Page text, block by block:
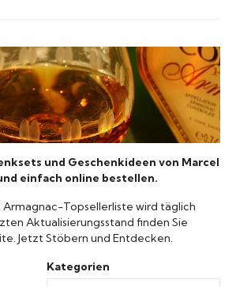
und Geschenkideen von Marcel
einfach online bestellen.
Topsellerliste wird täglich
Aktualisierungsstand finden Sie
Jetzt Stöbern und Entdecken.
Kategorien